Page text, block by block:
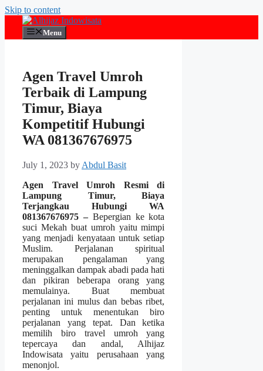
Skip to content
Menu
Agen Travel Umroh
Terbaik di Lampung
Timur, Biaya
Kompetitif Hubungi
WA 081367676975
July 1, 2023 by Abdul Basit
Agen Travel Umroh Resmi di
Lampung Timur, Biaya
Terjangkau Hubungi WA
081367676975 –Bepergian ke kota
suci Mekah buat umroh yaitu mimpi
yang menjadi kenyataan untuk setiap
Muslim. Perjalanan spiritual
merupakan pengalaman yang
meninggalkan dampak abadi pada hati
dan pikiran beberapa orang yang
memulainya. Buat membuat
perjalanan ini mulus dan bebas ribet,
penting untuk menentukan biro
perjalanan yang tepat. Dan ketika
memilih biro travel umroh yang
tepercaya dan andal, Alhijaz
Indowisata yaitu perusahaan yang
menonjol.